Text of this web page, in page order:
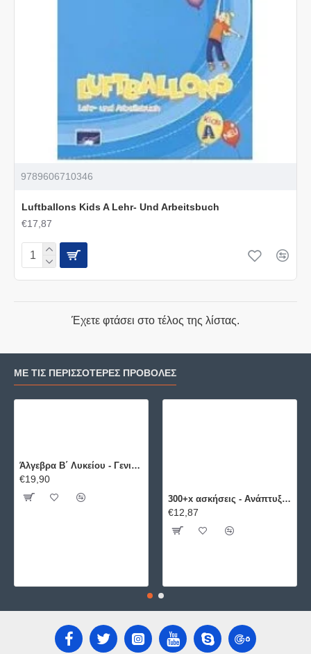
9789606710346
Luftballons Kids A Lehr- Und Arbeitsbuch
€17,87
Έχετε φτάσει στο τέλος της λίστας.
ΜΕ ΤΙΣ ΠΕΡΙΣΣΌΤΕΡΕΣ ΠΡΟΒΟΛΈΣ
Άλγεβρα B΄ Λυκείου - Γενικής Παιδείας ΕΛΛΗΝΟΕΚΔΟΤΙΚΗ
€19,90
300+x ασκήσεις - Ανάπτυξη Εφαρμογών σε Προγραμματιστικό Περιβάλλον ΕΛΛΗΝΟΕΚΔΟΤΙΚΗ
€12,87